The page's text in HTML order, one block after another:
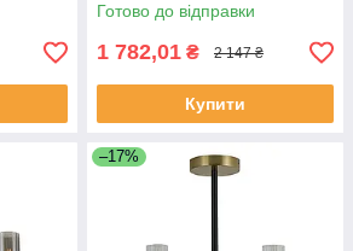
Готово до відправки
1 782,01 ₴ 2 147 ₴
Купити
–17%